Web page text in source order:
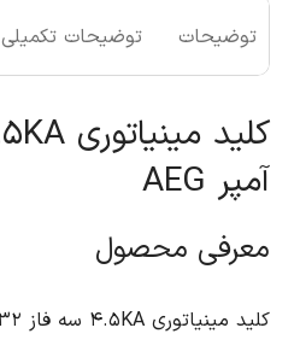
توضیحات توضیحات تکمیلی
آمپر AEG
معرفی محصول